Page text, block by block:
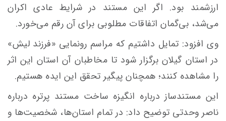
ارزشمند بود. اگر این مستند در شرایط عادی اکران
می‌شد، بی‌گمان اتفاقات مطلوبی برای آن رقم می‌خورد.
وی افزود: تمایل داشتیم که مراسم رونمایی «فرزند لیش»
در استان گیلان برگزار شود تا مخاطبان آن استان این اثر
را مشاهده کنند؛ همچنان پیگیر تحقق این ایده هستیم.
این مستندساز درباره انگیزه ساخت مستند پرتره درباره
ناصر وحدتی توضیح داد: در تمام استان‌ها، شخصیت‌ها و